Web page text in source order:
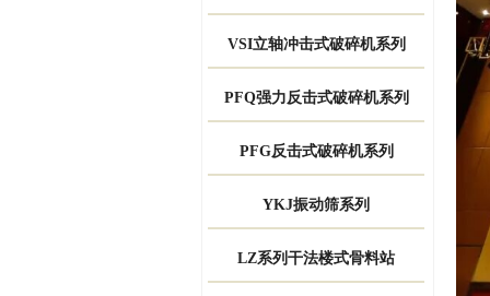
VSI立轴冲击式破碎机系列
PFQ强力反击式破碎机系列
PFG反击式破碎机系列
YKJ振动筛系列
LZ系列干法楼式骨料站